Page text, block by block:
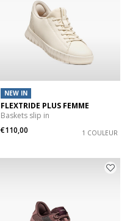
NEW IN
FLEXTRIDE PLUS FEMME
Baskets slip in
€110,00
1 COULEUR